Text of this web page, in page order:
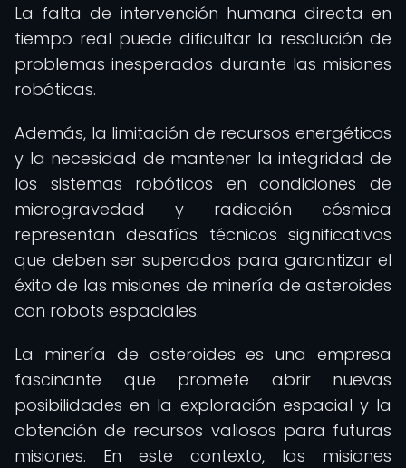
La falta de intervención humana directa en
tiempo real puede dificultar la resolución de
problemas inesperados durante las misiones
robóticas.
Además, la limitación de recursos energéticos
y la necesidad de mantener la integridad de
los sistemas robóticos en condiciones de
microgravedad y radiación cósmica
representan desafíos técnicos significativos
que deben ser superados para garantizar el
éxito de las misiones de minería de asteroides
con robots espaciales.
La minería de asteroides es una empresa
fascinante que promete abrir nuevas
posibilidades en la exploración espacial y la
obtención de recursos valiosos para futuras
misiones. En este contexto, las misiones